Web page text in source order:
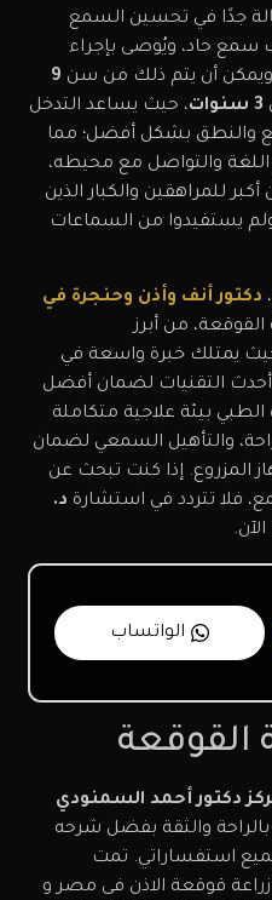
جدًا في تحسين السمع
سمع حاد، ويُوصى بإجراء
أن يتم ذلك من سن 9
3 سنوات
، حيث يساعد التدخل
والنطق بشكل أفضل؛ مما
والتواصل مع محيطه،
للمراهقين والكبار الذين
يستفيدوا من السماعات
، دكتور أنف وأذن وحنجرة في
من أبرز
يمتلك خبرة واسعة في
أحدث التقنيات لضمان أفضل
الطبي بيئة علاجية متكاملة
والتأهيل السمعي لضمان
المزروع. إذا كنت تبحث عن
تتردد في استشارة د.
الواتساب
القوقعة
دكتور أحمد السمنودي
والثقة بفضل شرحه
استفساراتي. تمت
قوقعة الاذن فى مصر و